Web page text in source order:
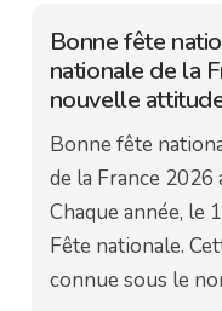
Bonne fête
nationale de la
nouvelle
Bonne fête
de la France
Chaque année, le
Fête nationale.
connue sous le